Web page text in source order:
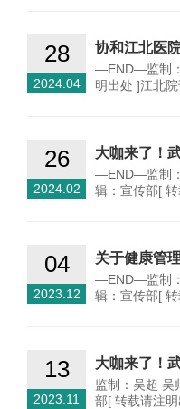
28
2024.04
协和江北医
—END—监制
明出处 ]江北
26
2024.02
大咖来了！
—END—监制
辑：宣传部[
04
2023.12
关于健康管
—END—监制
辑：宣传部[
13
2023.11
大咖来了！
监制：吴超 吴
部[ 转载请注